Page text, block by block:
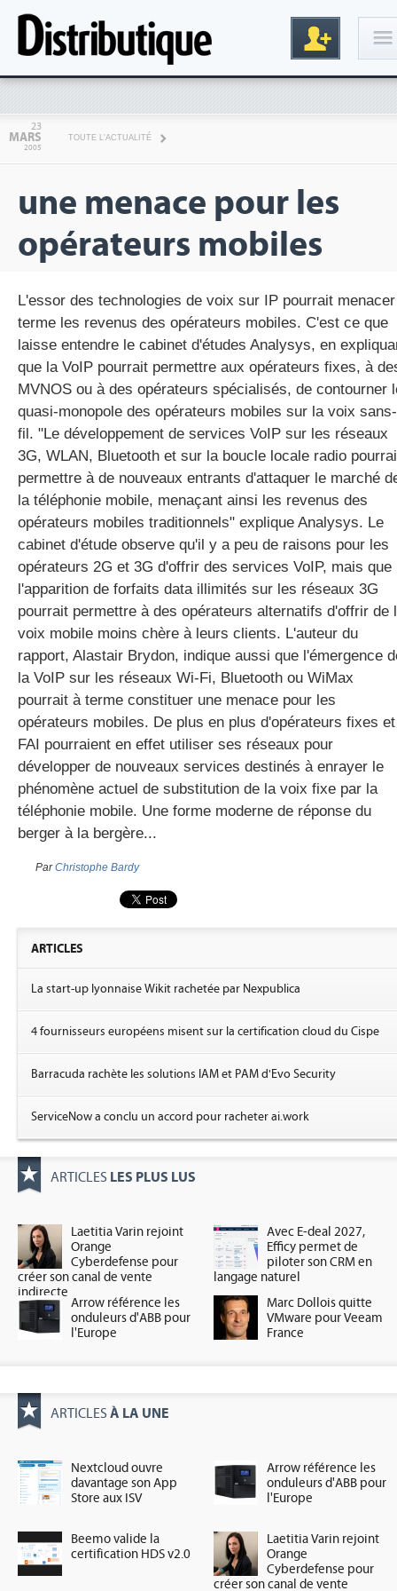
gratuite
23
MARS
2005
TOUTE L'ACTUALITÉ
une menace pour les
opérateurs mobiles
L'essor des technologies de voix sur IP pourrait
terme les revenus des opérateurs mobiles. C'est ce que
laisse entendre le cabinet d'études Analysys, en
que la VoIP pourrait permettre aux opérateurs fixes, à
MVNOS ou à des opérateurs spécialisés, de contourner
quasi-monopole des opérateurs mobiles sur la voix sans-
fil. "Le développement de services VoIP sur les réseaux
3G, WLAN, Bluetooth et sur la boucle locale radio
permettre à de nouveaux entrants d'attaquer le marché
la téléphonie mobile, menaçant ainsi les revenus des
opérateurs mobiles traditionnels" explique Analysys. Le
cabinet d'étude observe qu'il y a peu de raisons pour les
opérateurs 2G et 3G d'offrir des services VoIP, mais que
l'apparition de forfaits data illimités sur les réseaux 3G
pourrait permettre à des opérateurs alternatifs d'offrir de
voix mobile moins chère à leurs clients. L'auteur du
rapport, Alastair Brydon, indique aussi que l'émergence
la VoIP sur les réseaux Wi-Fi, Bluetooth ou WiMax
pourrait à terme constituer une menace pour les
opérateurs mobiles. De plus en plus d'opérateurs fixes et
FAI pourraient en effet utiliser ses réseaux pour
développer de nouveaux services destinés à enrayer le
phénomène actuel de substitution de la voix fixe par la
téléphonie mobile. Une forme moderne de réponse du
berger à la bergère...
ParChristophe Bardy
ARTICLES
La start-up lyonnaise Wikit rachetée par Nexpublica
4 fournisseurs européens misent sur la certification cloud du Cispe
Barracuda rachète les solutions IAM et PAM d'Evo Security
ServiceNow a conclu un accord pour racheter ai.work
ARTICLES LES PLUS LUS
Laetitia Varin rejoint
Orange
Cyberdefense pour
créer son canal de vente
indirecte
Avec E-deal 2027,
Efficy permet de
piloter son CRM en
langage naturel
Arrow référence les
onduleurs d'ABB pour
l'Europe
Marc Dollois quitte
VMware pour Veeam
France
ARTICLES À LA UNE
Nextcloud ouvre
davantage son App
Store aux ISV
Arrow référence les
onduleurs d'ABB pour
l'Europe
Beemo valide la
certification HDS v2.0
Laetitia Varin rejoint
Orange
Cyberdefense pour
créer son canal de vente